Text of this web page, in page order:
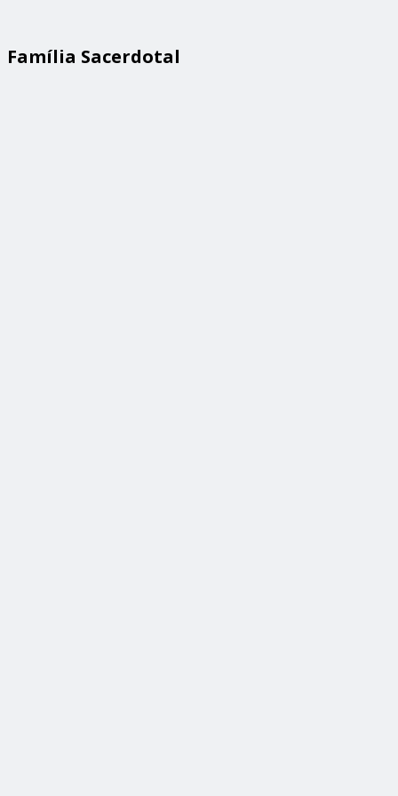
Família Sacerdotal